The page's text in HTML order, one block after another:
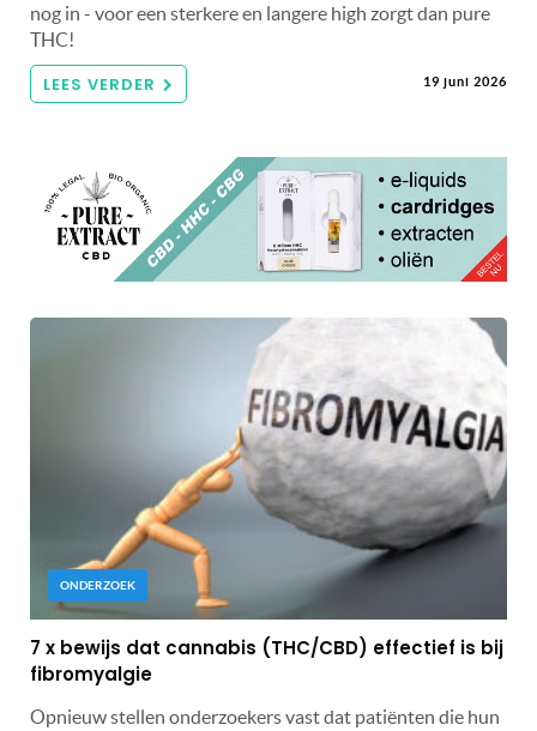
nog in - voor een sterkere en langere high zorgt dan pure
THC!
LEES VERDER 19 juni 2026
ONDERZOEK
7 x bewijs dat cannabis (THC/CBD) effectief is bij
fibromyalgie
Opnieuw stellen onderzoekers vast dat patiënten die hun